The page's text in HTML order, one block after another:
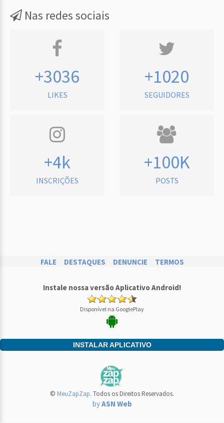
Nas redes sociais
+3036
LIKES
+1020
SEGUIDORES
+4k
INSCRIÇÕES
+100K
POSTS
FALE DESTAQUES DENUNCIE TERMOS
Instale nossa versão Aplicativo Android!
Disponível na GooglePlay
INSTALAR APLICATIVO
© MeuZapZap. Todos os Direitos Reservados.
byASN Web